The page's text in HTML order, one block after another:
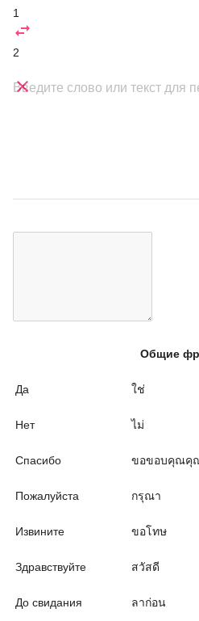
1

2

Введите слово или текст для
Общие
Да ใช่
Нет ไม่
Спасибо ขอขอบคุณคุ
Пожалуйста กรุณา
Извините ขอโทษ
Здравствуйте สวัสดี
До свидания ลาก่อน